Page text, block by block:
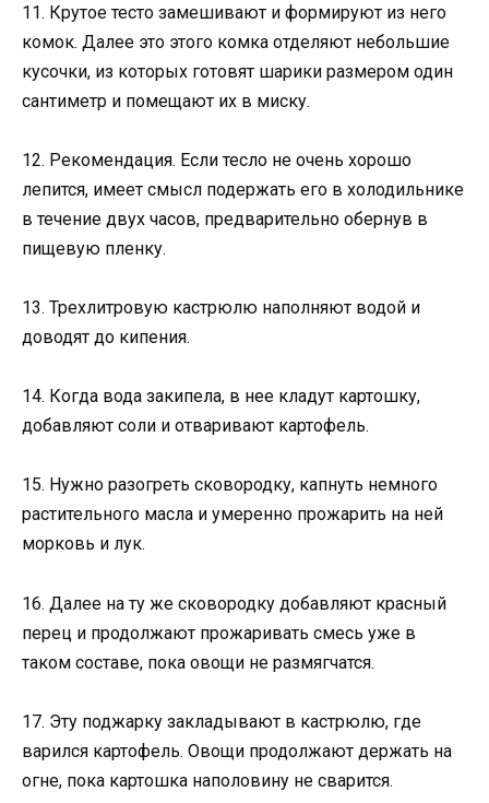
11. Крутое тесто замешивают и формируют из него
комок. Далее это этого комка отделяют небольшие
кусочки, из которых готовят шарики размером один
сантиметр и помещают их в миску.
12. Рекомендация. Если тесло не очень хорошо
лепится, имеет смысл подержать его в холодильнике
в течение двух часов, предварительно обернув в
пищевую пленку.
13. Трехлитровую кастрюлю наполняют водой и
доводят до кипения.
14. Когда вода закипела, в нее кладут картошку,
добавляют соли и отваривают картофель.
15. Нужно разогреть сковородку, капнуть немного
растительного масла и умеренно прожарить на ней
морковь и лук.
16. Далее на ту же сковородку добавляют красный
перец и продолжают прожаривать смесь уже в
таком составе, пока овощи не размягчатся.
17. Эту поджарку закладывают в кастрюлю, где
варился картофель. Овощи продолжают держать на
огне, пока картошка наполовину не сварится.